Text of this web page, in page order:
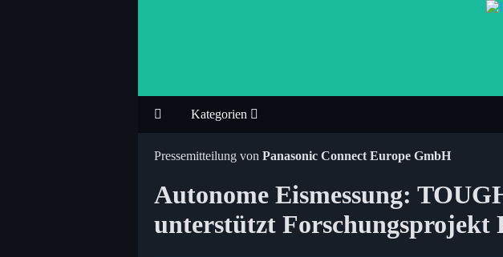
Kategorien
Pressemitteilung von Panasonic Connect Europe GmbH
Autonome Eismessung:
unterstützt Forschungsprojekt